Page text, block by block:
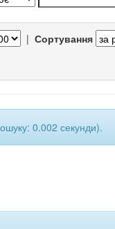
| Сортування
0.002 секунди).